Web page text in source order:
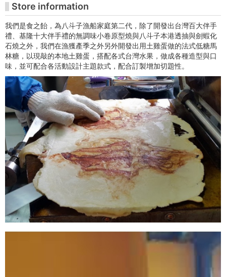
Store information
我們是食之飴，為八斗子漁船家庭第二代，除了開發出台灣百大伴手
禮、基隆十大伴手禮的無調味小卷原型燒與八斗子本港透抽與劍蝦化
石燒之外，我們在漁獲產季之外另外開發出用土雞蛋做的法式低糖馬
林糖，以現敲的本地土雞蛋，搭配各式台灣水果，做成各種造型與口
味，並可配合各活動設計主題款式，配合訂製增加切題性。